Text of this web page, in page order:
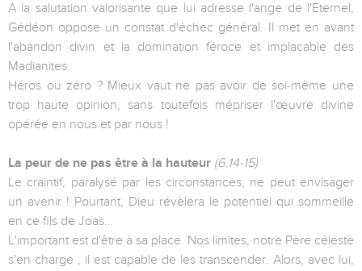
A la salutation valorisante que lui adresse l'ange de l'Eternel,
Gédéon oppose un constat d'échec général. Il met en avant
l'abandon divin et la domination féroce et implacable des
Madianites.
Héros ou zéro ? Mieux vaut ne pas avoir de soi-même une
trop haute opinion, sans toutefois mépriser l'œuvre divine
opérée en nous et par nous !
La peur de ne pas être à la hauteur (6.14-15)
Le craintif, paralysé par les circonstances, ne peut envisager
un avenir ! Pourtant, Dieu révèlera le potentiel qui sommeille
en ce fils de Joas…
L'important est d'être à sa place. Nos limites, notre Père céleste
s'en charge ; il est capable de les transcender. Alors, avec lui,